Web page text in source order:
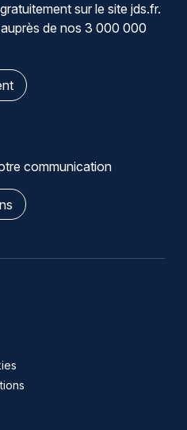
sur le site jds.fr.
de nos 3 000 000
communication